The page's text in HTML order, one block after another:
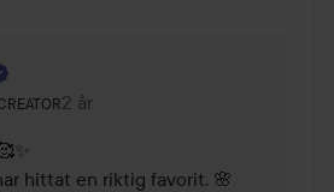
roll: Lyko Creator.
2 år
Kommentaren lades 2 år
hittat en riktig favorit. 🌸